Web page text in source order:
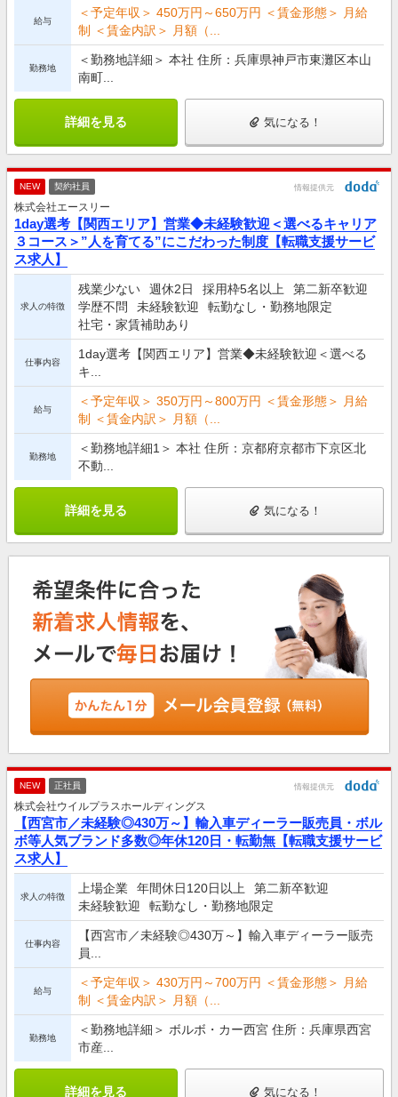
給与
＜予定年収＞ 450万円～650万円 ＜賃金形態＞ 月給
制 ＜賃金内訳＞ 月額（...
勤務地
＜勤務地詳細＞ 本社 住所：兵庫県神戸市東灘区本山
南町...
詳細を見る 気になる！
NEW 契約社員 情報提供元
株式会社エースリー
1day選考【関西エリア】営業◆未経験歓迎＜選べるキャリア
３コース＞”人を育てる”にこだわった制度【転職支援サービ
ス求人】
求人の特徴
残業少ない 週休2日 採用枠5名以上
第二新卒歓迎
学歴不問
未経験歓迎
転勤なし・勤務地限定
社宅・家賃補助あり
仕事内容
1day選考【関西エリア】営業◆未経験歓迎＜選べる
キ...
給与
＜予定年収＞ 350万円～800万円 ＜賃金形態＞ 月給
制 ＜賃金内訳＞ 月額（...
勤務地
＜勤務地詳細1＞ 本社 住所：京都府京都市下京区北
不動...
詳細を見る 気になる！
NEW 正社員 情報提供元
株式会社ウイルプラスホールディングス
【西宮市／未経験◎430万～】輸入車ディーラー販売員・ボル
ボ等人気ブランド多数◎年休120日・転勤無【転職支援サービ
ス求人】
求人の特徴
上場企業 年間休日120日以上
第二新卒歓迎
未経験歓迎
転勤なし・勤務地限定
仕事内容
【西宮市／未経験◎430万～】輸入車ディーラー販売
員...
給与
＜予定年収＞ 430万円～700万円 ＜賃金形態＞ 月給
制 ＜賃金内訳＞ 月額（...
勤務地
＜勤務地詳細＞ ボルボ・カー西宮 住所：兵庫県西宮
市産...
詳細を見る 気になる！